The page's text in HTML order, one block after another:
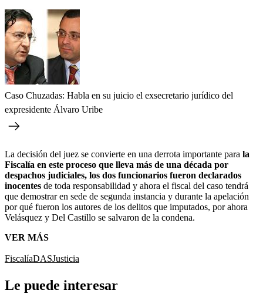
Caso Chuzadas: Habla en su juicio el exsecretario jurídico del
expresidente Álvaro Uribe
La decisión del juez se convierte en una derrota importante para la
Fiscalía en este proceso que lleva más de una década por
despachos judiciales, los dos funcionarios fueron declarados
inocentes de toda responsabilidad y ahora el fiscal del caso tendrá
que demostrar en sede de segunda instancia y durante la apelación
por qué fueron los autores de los delitos que imputados, por ahora
Velásquez y Del Castillo se salvaron de la condena.
VER MÁS
FiscalíaDASJusticia
Le puede interesar